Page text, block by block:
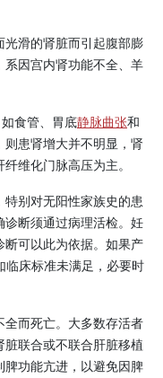
滑的肾脏而引起腹部膨
因宫内肾功能不全、羊
食管、胃底静脉曲张和
患肾增大并不明显，肾
维化门脉高压为主。
别对无阳性家族史的患
断须通过病理活检。妊
可以此为依据。如果产
临床标准未满足，必要时
而死亡。大多数存活者
联合或不联合肝脏移植
功能亢进，以避免因脾